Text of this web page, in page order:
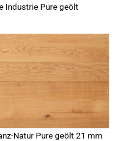
Industrie Pure geölt
Natur Pure geölt 21 mm